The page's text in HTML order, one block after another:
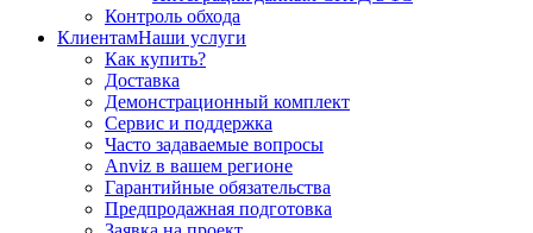
Контроль обхода
КлиентамНаши услуги
Как купить?
Доставка
Демонстрационный комплект
Сервис и поддержка
Часто задаваемые вопросы
Anviz в вашем регионе
Гарантийные обязательства
Предпродажная подготовка